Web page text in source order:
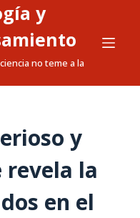
y
no teme a la
y
revela la
en el